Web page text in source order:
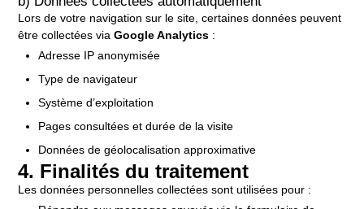
Lors de votre navigation sur le site, certaines données peuvent
être collectées via Google Analytics :
Adresse IP anonymisée
Type de navigateur
Système d’exploitation
Pages consultées et durée de la visite
Données de géolocalisation approximative
4. Finalités du traitement
Les données personnelles collectées sont utilisées pour :